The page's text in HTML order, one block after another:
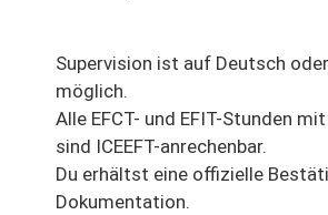
Supervision ist auf Deutsch
möglich.
Alle EFCT- und EFIT-Stunden
sind ICEEFT-anrechenbar.
Du erhältst eine offizielle
Dokumentation.